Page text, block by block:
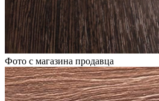
Фото с магазина продавца